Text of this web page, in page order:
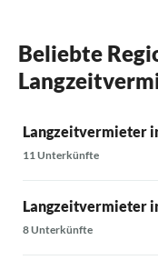
Beliebte
Langzeitvermieter
11 Unterkünfte
Langzeitvermieter
8 Unterkünfte